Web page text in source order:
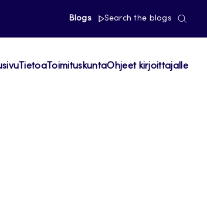
Blogs Search the blogs
Tietoa ToimituskuntaOhjeet kirjoittajalle